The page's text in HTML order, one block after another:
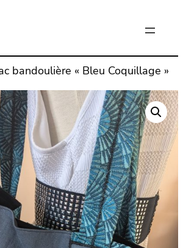
bandoulière « Bleu Coquillage »